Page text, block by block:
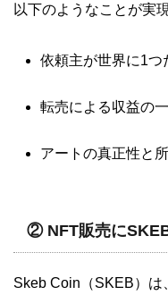
以下のようなことが実
依頼主が世界に1つ
転売による収益の
アートの真正性と
② NFT販売に
Skeb Coin（SKEB）は